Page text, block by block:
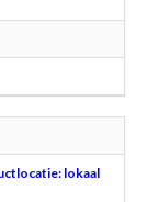
lokaal